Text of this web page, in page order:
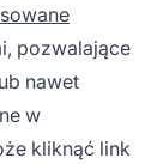
pozwalające
nawet
w
kliknąć link